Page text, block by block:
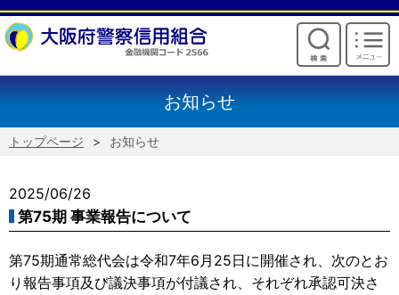
けいしんからのお願い
お知らせ
トップページ お知らせ
2025/06/26
第75期 事業報告について
第75期通常総代会は令和7年6月25日に開催され、次のとお
り報告事項及び議決事項が付議され、それぞれ承認可決さ